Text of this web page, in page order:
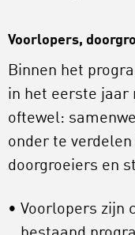
Voorlopers,
Binnen het
in het eerste jaar
oftewel:
onder te
doorgroeiers en
Voorlopers zijn